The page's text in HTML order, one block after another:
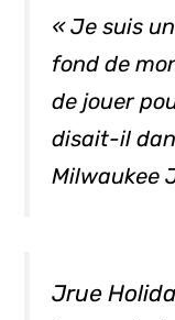
« Je suis
fond de
de jouer
disait-il
Milwaukee
Jrue